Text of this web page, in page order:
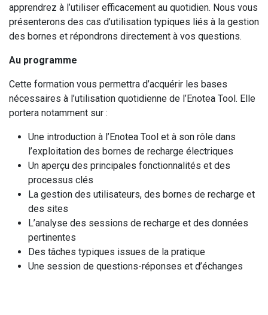
apprendrez à l’utiliser efficacement au quotidien. Nous vous
présenterons des cas d’utilisation typiques liés à la gestion
des bornes et répondrons directement à vos questions.
Au programme
Cette formation vous permettra d’acquérir les bases
nécessaires à l’utilisation quotidienne de l’Enotea Tool. Elle
portera notamment sur :
Une introduction à l’Enotea Tool et à son rôle dans
l’exploitation des bornes de recharge électriques
Un aperçu des principales fonctionnalités et des
processus clés
La gestion des utilisateurs, des bornes de recharge et
des sites
L’analyse des sessions de recharge et des données
pertinentes
Des tâches typiques issues de la pratique
Une session de questions-réponses et d’échanges